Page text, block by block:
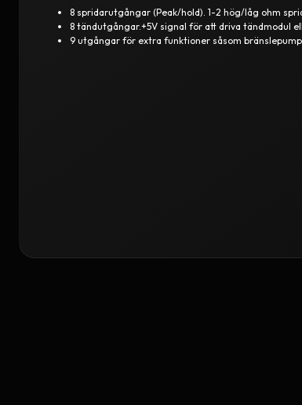
8 spridarutgångar (Peak/hold). 1-2 hög/låg ohm
8 tändutgångar.+5V signal för att driva tändmodul
9 utgångar för extra funktioner såsom